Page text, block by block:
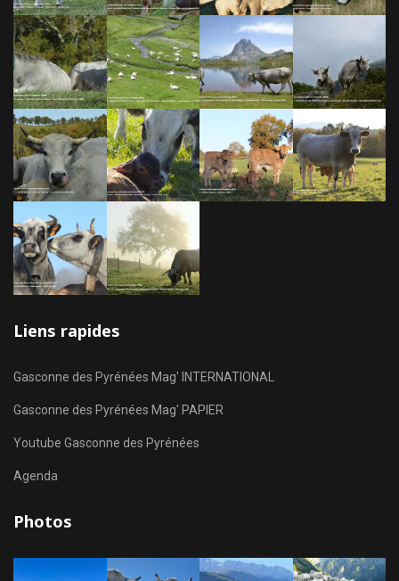
Liens rapides
Gasconne des Pyrénées Mag' INTERNATIONAL
Gasconne des Pyrénées Mag' PAPIER
Youtube Gasconne des Pyrénées
Agenda
Photos